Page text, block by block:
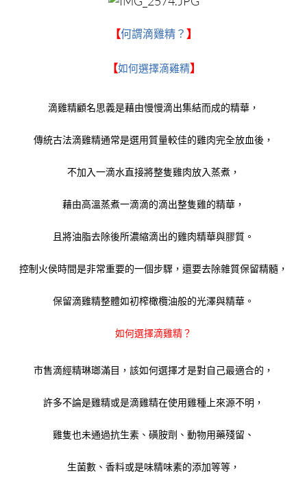
【何謂滴雞精？ 】
【如何選擇滴雞精】
滴雞精顧名思義是藉由慢慢滴出集結而成的精華，
傳統古法滴雞精通常是選用質量較佳的雞肉完全放血後，
不加入一滴水直接將整隻雞肉放入蒸煮，
藉由高溫蒸煮一滴滴的滴出整隻雞的精華，
且將油脂去除後所濃縮滴出的雞肉精華與膠質。
控制火侯時間是非常重要的一個步驟，還要去除雜質保留精髓，
保留滴雞精整體如初榨橄欖油般的光澤與精華。
如何選擇滴雞精？
市售滴經精琳瑯滿目，該如何選擇才是對自己最適合的，
許多不論是雞精或是滴雞精在使用雞種上來源不明，
雞隻也未通過抗生素、磺胺劑、動物用藥殘留、
生菌數、香料或是味精味素的添加等等，